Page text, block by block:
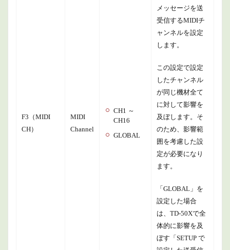
F3（MIDI
CH）
MIDI
Channel
CH1 ～
CH16
GLOBAL
メッセージを送
受信するMIDIチ
ャンネルを設定
します。
この設定で設定
したチャンネル
が同じ機材全て
に対して影響を
及ぼします。そ
のため、影響範
囲を考慮した設
定が必要になり
ます。
「GLOBAL」を
設定した場合
は、TD-50Xで全
体的に影響を及
ぼす「SETUP で